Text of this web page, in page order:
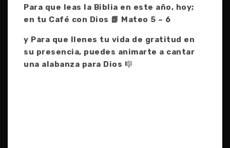
Para que leas la Biblia en este año, hoy;
en tu Café con Dios 📗 Mateo 5 – 6
y Para que llenes tu vida de gratitud en
su presencia, puedes animarte a cantar
una alabanza para Dios 🎼